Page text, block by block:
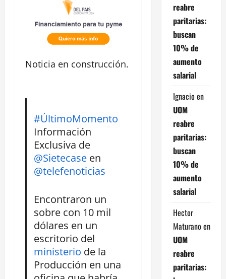
Noticia en construcción.
#ÚltimoMomento
Información
Exclusiva de
@Sietecaseen
@telefenoticias
Encontraron un
sobre con 10 mil
dólares en un
escritorio del
ministerio de la
Producción en una
reabre
paritarias:
buscan
10% de
aumento
salarial
Ignacio en
UOM
reabre
paritarias:
buscan
10% de
aumento
salarial
Hector
Maturano en
UOM
reabre
paritarias: